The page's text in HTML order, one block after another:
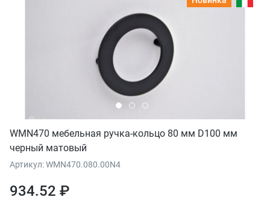
WMN470 мебельная ручка-кольцо 80 мм D100 мм
черный матовый
Артикул: WMN470.080.00N4
934.52 ₽